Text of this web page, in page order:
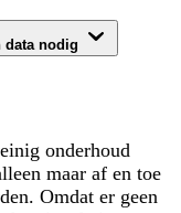
data nodig
onderhoud
maar af en toe
Omdat er geen